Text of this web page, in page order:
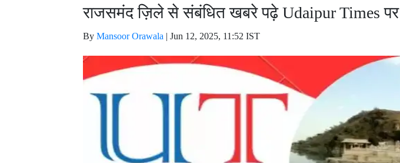
राजसमंद ज़िले से संबंधित खबरे पढ़े Udaipur Times पर
By Mansoor Orawala | Jun 12, 2025, 11:52 IST